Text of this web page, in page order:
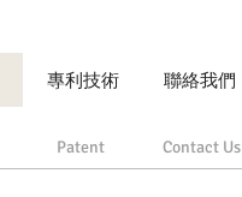
專利技術 聯絡我們
Patent Contact Us